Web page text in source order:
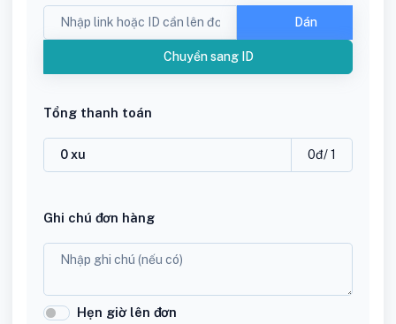
Dán
Chuyển sang ID
Tổng thanh toán
0đ/ 1
Ghi chú đơn hàng
Hẹn giờ lên đơn